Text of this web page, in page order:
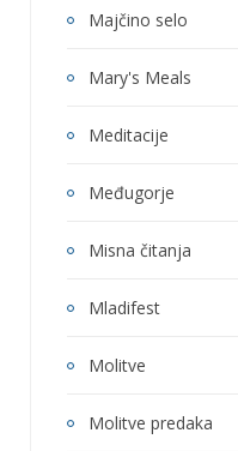
Majčino selo
Mary's Meals
Meditacije
Međugorje
Misna čitanja
Mladifest
Molitve
Molitve predaka